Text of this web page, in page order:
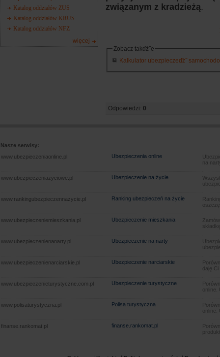
Katalog oddziałów ZUS
Katalog oddziałów KRUS
Katalog oddziałów NFZ
więcej
związanym z kradzieżą.
Zobacz takďż˝e
Kalkulator ubezpieczeďż˝
Odpowiedzi: 0
Nasze serwisy:
www.ubezpieczeniaonline.pl
Ubezpieczenia online
na
www.ubezpieczeniazyciowe.pl Ubezpieczenie na życie
www.rankingubezpieczennazycie.pl Ranking ubezpieczeń na życie
www.ubezpieczeniemieszkania.pl Ubezpieczenie mieszkania
www.ubezpieczenienanarty.pl Ubezpieczenie na narty
www.ubezpieczenienarciarskie.pl Ubezpieczenie narciarskie
daję
www.ubezpieczenieturystyczne.com.pl Ubezpieczenie turystyczne
www.polisaturystyczna.pl Polisa turystyczna
finanse.rankomat.pl finanse.rankomat.pl